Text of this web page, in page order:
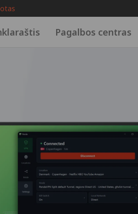
Pagalbos centras